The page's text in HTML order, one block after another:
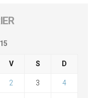
V S D
2 3 4